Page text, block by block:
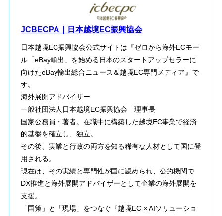
JCBECPA｜日本越境EC振興協会
日本越境EC振興協会公式サイトは『ゼロから海外ECモー
ル「eBay輸出」を始める日本のスタートアップセラーに
向けたeBay輸出総合ニュース＆越境EC専門メディア』で
す。
海外展開アドバイザー
一般社団法人日本越境EC振興協会 理事長
​国家公務員・著者。在職中に構築した越境EC事業で経済
的基盤を確立し、独立。
その後、実業と行政の両方を知る稀有な人材として国に登
用される。
​現在は、その実績と専門性が国に認められ、公的機関で
DX推進と海外展開アドバイザーとして企業の海外展開を
支援。
「国策」と「現場」をつなぐ『越境EC × AIソリューショ